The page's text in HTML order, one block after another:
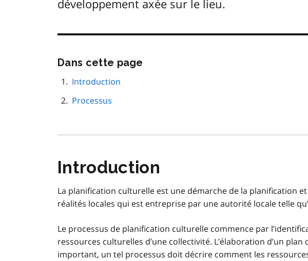
développement axée sur le lieu.
Dans cette page
Introduction
Processus
Introduction
La planification culturelle est une démarche de la planification
réalités locales qui est entreprise par une autorité locale telle
Le processus de planification culturelle commence par
ressources culturelles d’une collectivité. L’élaboration d’un
important, un tel processus doit décrire comment les